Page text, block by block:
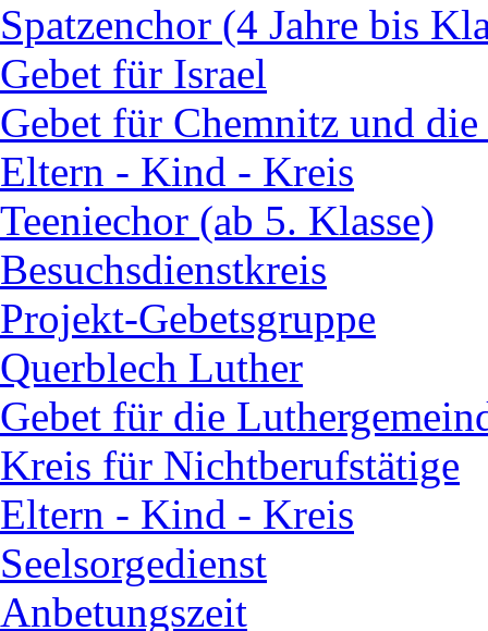
Spatzenchor (4 Jahre bis
Gebet für Israel
Gebet für Chemnitz und
Eltern - Kind - Kreis
Teeniechor (ab 5. Klasse)
Besuchsdienstkreis
Projekt-Gebetsgruppe
Querblech Luther
Gebet für die
Kreis für Nichtberufstätige
Eltern - Kind - Kreis
Seelsorgedienst
Anbetungszeit